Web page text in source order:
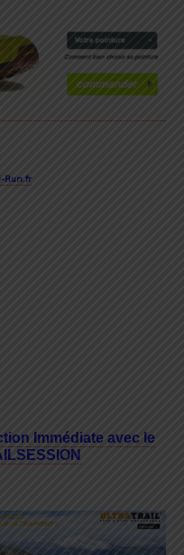
Run.fr
Immédiate avec le